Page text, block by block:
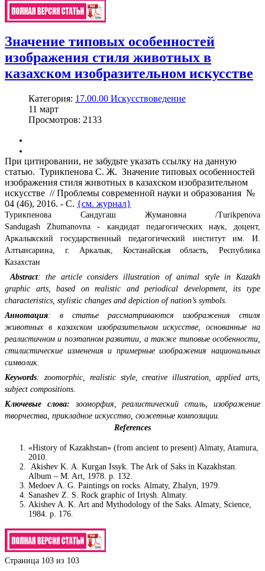
Значение типовых особенностей
изображения стиля животных в
казахском изобразительном искусстве
Категория: 17.00.00 Искусствоведение
11 март
Просмотров: 2133
При цитировании, не забудьте указать ссылку на данную
статью. Турикпенова С. Ж. Значение типовых особенностей
изображения стиля животных в казахском изобразительном
искусстве // Проблемы современной науки и образования №
04 (46), 2016. - С. {см. журнал}
Турикпенова Сандугаш Жумановна /Turikpenova
Sandugash Zhumanovna - кандидат педагогических наук, доцент,
Аркалыкский государственный педагогический институт им. И.
Алтынсарина, г. Аркалык, Костанайская область, Республика
Казахстан
Abstract: the article considers illustration of animal style in Kazakh
graphic arts, based on realistic and periodical development, its type
characteristics, stylistic changes and depiction of nation’s symbols.
Аннотация: в статье рассматриваются изображения стиля
животных в казахском изобразительном искусстве, основанные на
реалистичном и поэтапном развитии, а также типовые особенности,
стилистические изменения и примерные изображения национальных
символик.
Keywords: zoomorphic, realistic style, creative illustration, applied arts,
subject compositions.
Ключевые слова: зооморфия, реалистический стиль, изображение
творчества, прикладное искусство, сюжетные композиции.
References
«History of Kazakhstan» (from ancient to present) Almaty, Atamura,
2010.
Akishev K. A. Kurgan Issyk. The Ark of Saks in Kazakhstan.
Album – M. Art, 1978. p. 132.
Medoev A. G. Paintings on rocks. Almaty, Zhalyn, 1979.
Sanashev Z. S. Rock graphic of Irtysh. Almaty.
Akishev A. K. Art and Mythodology of the Saks. Almaty, Science,
1984. p. 176.
Страница 103 из 103